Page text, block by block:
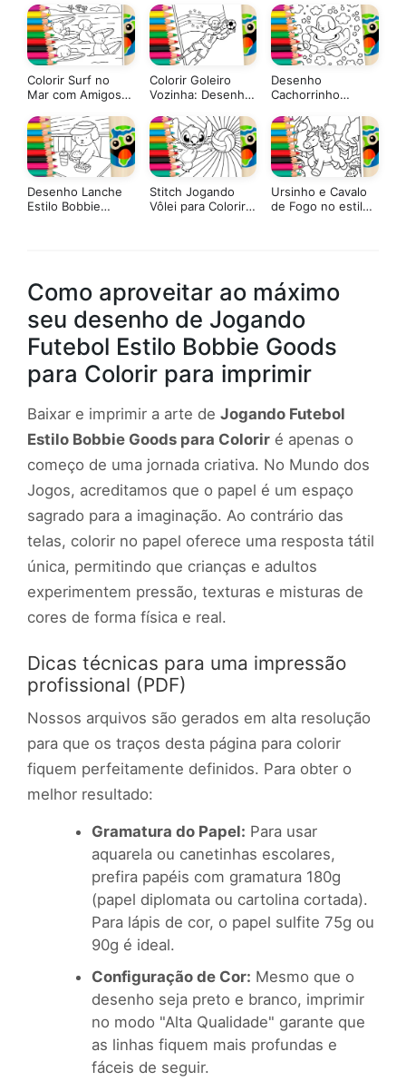
Goods para Colorir
Colorir Surf no
Mar com Amigos
Goods Online
Colorir Goleiro
Vozinha: Desenho
Desenho
Cachorrinho
Bobbie Goods
para Colorir
Desenho Lanche
Estilo Bobbie
Stitch Jogando
Vôlei para Colorir
Ursinho e Cavalo
de Fogo no estilo
Como aproveitar ao máximo
seu desenho de Jogando
Futebol Estilo Bobbie Goods
para Colorir para imprimir
Baixar e imprimir a arte de Jogando Futebol
Estilo Bobbie Goods para Colorir é apenas o
começo de uma jornada criativa. No Mundo dos
Jogos, acreditamos que o papel é um espaço
sagrado para a imaginação. Ao contrário das
telas, colorir no papel oferece uma resposta tátil
única, permitindo que crianças e adultos
experimentem pressão, texturas e misturas de
cores de forma física e real.
Dicas técnicas para uma impressão
profissional (PDF)
Nossos arquivos são gerados em alta resolução
para que os traços desta página para colorir
fiquem perfeitamente definidos. Para obter o
melhor resultado:
Gramatura do Papel: Para usar
aquarela ou canetinhas escolares,
prefira papéis com gramatura 180g
(papel diplomata ou cartolina cortada).
Para lápis de cor, o papel sulfite 75g ou
90g é ideal.
Configuração de Cor: Mesmo que o
desenho seja preto e branco, imprimir
no modo "Alta Qualidade" garante que
as linhas fiquem mais profundas e
fáceis de seguir.